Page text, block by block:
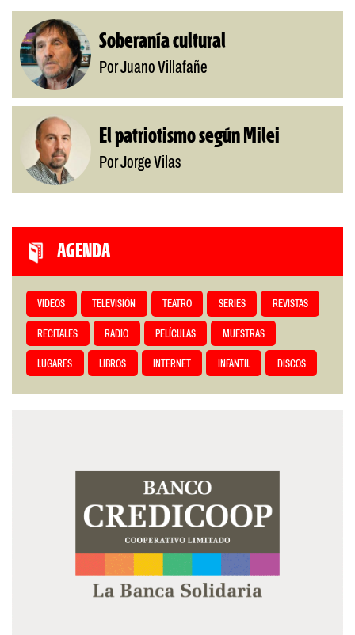
Soberanía cultural
Por Juano Villafañe
El patriotismo según Milei
Por Jorge Vilas
AGENDA
VIDEOS TELEVISIÓN TEATRO SERIES REVISTAS
RECITALES RADIO PELÍCULAS MUESTRAS
LUGARES LIBROS INTERNET INFANTIL DISCOS